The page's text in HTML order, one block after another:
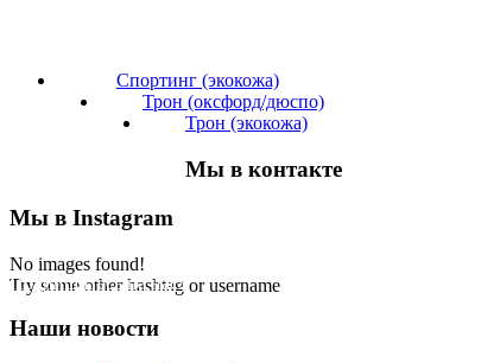
Спортинг (экокожа)
Трон (оксфорд/дюспо)
Трон (экокожа)
Мы в контакте
Мы в Instagram
No images found!
Try some other hashtag or username
Подпишитесь на нас!
Наши новости